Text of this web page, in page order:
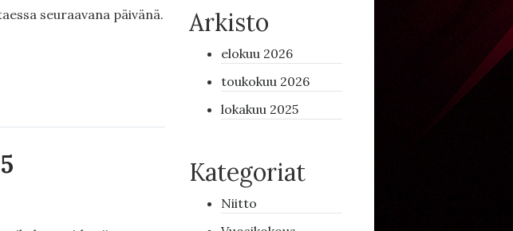
seuraavana päivänä. Arkisto
elokuu 2026
toukokuu 2026
lokakuu 2025
Kategoriat
Niitto